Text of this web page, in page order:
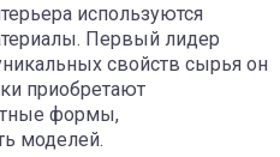
используются
Первый лидер
свойств сырья он
приобретают
формы,
моделей.